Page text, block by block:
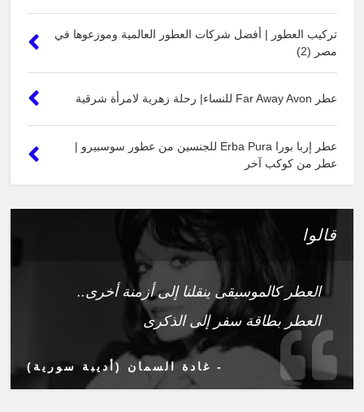
تركيب العطور | أفضل شركات العطور العالمية وموزعوها في
مصر (2)
عطر Far Away Avon للنساء| رحلة زهرية لامرأة شرقية
عطر إربا بورا Erba Pura للجنسين من عطور سوسبيرو |
عطر من كوكب آخر
قالوا
العطر كالموسيقى ينقلنا إلى أزمنة أخرى..
العطر بطاقة سفر إلى الذكرى
- غادة السمان (أديبة سورية)